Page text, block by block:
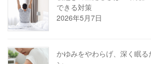
できる対策
2026年5月7日
かゆみをやわらげ、深く眠る